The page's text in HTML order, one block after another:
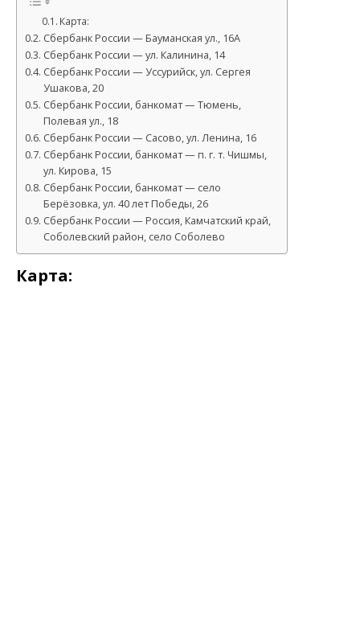
Карта:
Сбербанк России — Бауманская ул., 16А
Сбербанк России — ул. Калинина, 14
Сбербанк России — Уссурийск, ул. Сергея
Ушакова, 20
Сбербанк России, банкомат — Тюмень,
Полевая ул., 18
Сбербанк России — Сасово, ул. Ленина, 16
Сбербанк России, банкомат — п. г. т. Чишмы,
ул. Кирова, 15
Сбербанк России, банкомат — село
Берёзовка, ул. 40 лет Победы, 26
Сбербанк России — Россия, Камчатский край,
Соболевский район, село Соболево
Карта: